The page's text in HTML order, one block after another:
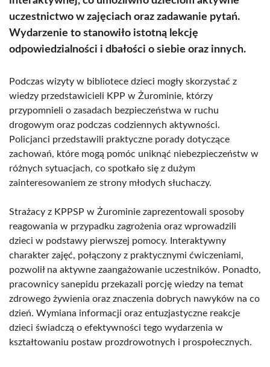
uczestnictwo w zajęciach oraz zadawanie pytań.
Wydarzenie to stanowiło istotną lekcję
odpowiedzialności i dbałości o siebie oraz innych.
Podczas wizyty w bibliotece dzieci mogły skorzystać z
wiedzy przedstawicieli KPP w Żurominie, którzy
przypomnieli o zasadach bezpieczeństwa w ruchu
drogowym oraz podczas codziennych aktywności.
Policjanci przedstawili praktyczne porady dotyczące
zachowań, które mogą pomóc uniknąć niebezpieczeństw w
różnych sytuacjach, co spotkało się z dużym
zainteresowaniem ze strony młodych słuchaczy.
Strażacy z KPPSP w Żurominie zaprezentowali sposoby
reagowania w przypadku zagrożenia oraz wprowadzili
dzieci w podstawy pierwszej pomocy. Interaktywny
charakter zajęć, połączony z praktycznymi ćwiczeniami,
pozwolił na aktywne zaangażowanie uczestników. Ponadto,
pracownicy sanepidu przekazali porcję wiedzy na temat
zdrowego żywienia oraz znaczenia dobrych nawyków na co
dzień. Wymiana informacji oraz entuzjastyczne reakcje
dzieci świadczą o efektywności tego wydarzenia w
kształtowaniu postaw prozdrowotnych i prospołecznych.